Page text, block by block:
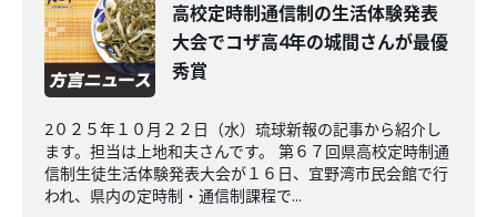
高校定時制通信制の生活体験発表
大会でコザ高4年の城間さんが最優
秀賞
2０２５年１０月２２日（水）琉球新報の記事から紹介し
ます。担当は上地和夫さんです。 第６７回県高校定時制通
信制生徒生活体験発表大会が１６日、宜野湾市民会館で行
われ、県内の定時制・通信制課程で...